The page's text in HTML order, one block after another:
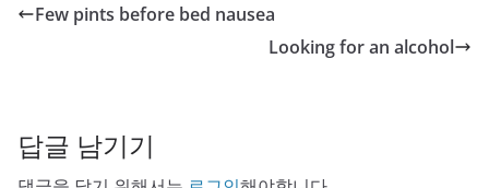
Few pints before bed nausea
Looking for an alcohol
답글 남기기